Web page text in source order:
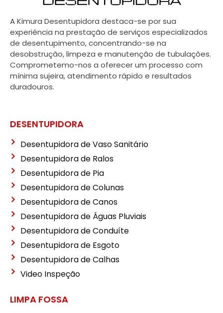
A Kimura Desentupidora destaca-se por sua
experiência na prestação de serviços especializados
de desentupimento, concentrando-se na
desobstrução, limpeza e manutenção de tubulações.
Comprometemo-nos a oferecer um processo com
mínima sujeira, atendimento rápido e resultados
duradouros.
DESENTUPIDORA
Desentupidora de Vaso Sanitário
Desentupidora de Ralos
Desentupidora de Pia
Desentupidora de Colunas
Desentupidora de Canos
Desentupidora de Águas Pluviais
Desentupidora de Conduíte
Desentupidora de Esgoto
Desentupidora de Calhas
Video Inspeção
LIMPA FOSSA